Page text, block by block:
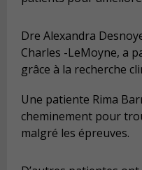
Dre Alexandra
Charles -LeMoyne, a
grâce à la recherche
Une patiente Rima
cheminement pour
malgré les épreuves.